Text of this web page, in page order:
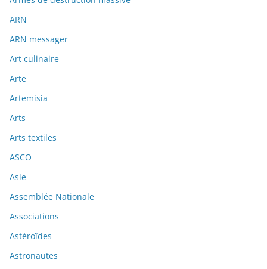
ARN
ARN messager
Art culinaire
Arte
Artemisia
Arts
Arts textiles
ASCO
Asie
Assemblée Nationale
Associations
Astéroïdes
Astronautes